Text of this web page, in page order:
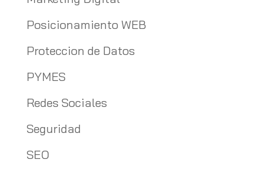
Posicionamiento WEB
Proteccion de Datos
PYMES
Redes Sociales
Seguridad
SEO